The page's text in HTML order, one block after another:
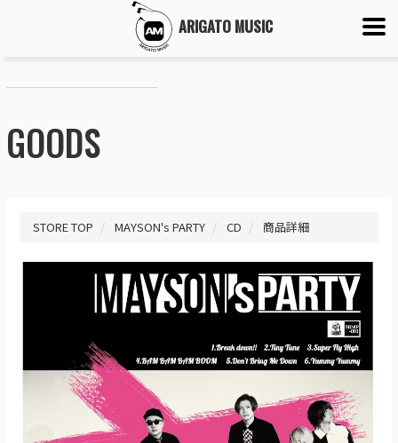
ARIGATO MUSIC
GOODS
STORE TOP MAYSON's PARTY CD 商品詳細